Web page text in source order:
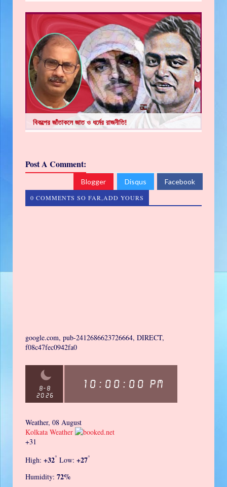
বিকল্পের জাঁতাকলে জাত ও ধর্মের রাজনীতি!
Post A Comment:
Blogger Disqus Facebook
0 COMMENTS SO FAR,ADD YOURS
google.com, pub-2412686623726664, DIRECT,
f08c47fec0942fa0
Weather, 08 August
Kolkata Weather
+31
High: +32° Low: +27°
Humidity: 72%